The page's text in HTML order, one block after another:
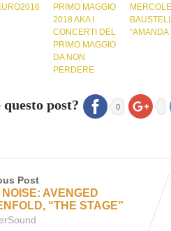
PRIMO MAGGIO
2018 AKA I
CONCERTI DEL
PRIMO MAGGIO
DA NON
PERDERE
“AMANDA
post? 0
Post
NOISE: AVENGED
“THE STAGE”